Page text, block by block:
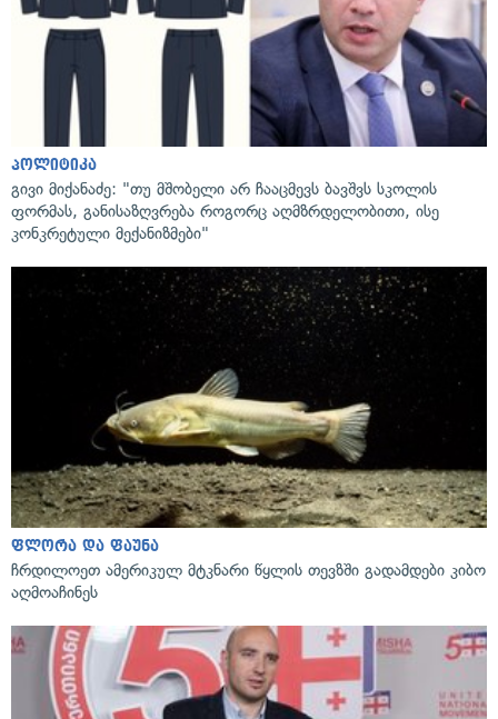
პოლიტიკა
გივი მიქანაძე: "თუ მშობელი არ ჩააცმევს ბავშვს სკოლის
ფორმას, განისაზღვრება როგორც აღმზრდელობითი, ისე
კონკრეტული მექანიზმები"
ფლორა და ფაუნა
ჩრდილოეთ ამერიკულ მტკნარი წყლის თევზში გადამდები კიბო
აღმოაჩინეს